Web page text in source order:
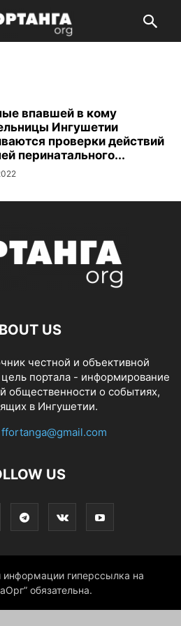
впавшей в кому
Ингушетии
проверки действий
перинатального...
US
честной и объективной
портала - информирование
общественности о событиях,
в Ингушетии.
ffortanga@gmail.com
US
гиперссылка на
обязательна.